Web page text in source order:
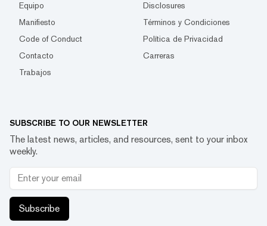
Equipo
Disclosures
Manifiesto
Términos y Condiciones
Code of Conduct
Política de Privacidad
Contacto
Carreras
Trabajos
SUBSCRIBE TO OUR NEWSLETTER
The latest news, articles, and resources, sent to your inbox
weekly.
Subscribe